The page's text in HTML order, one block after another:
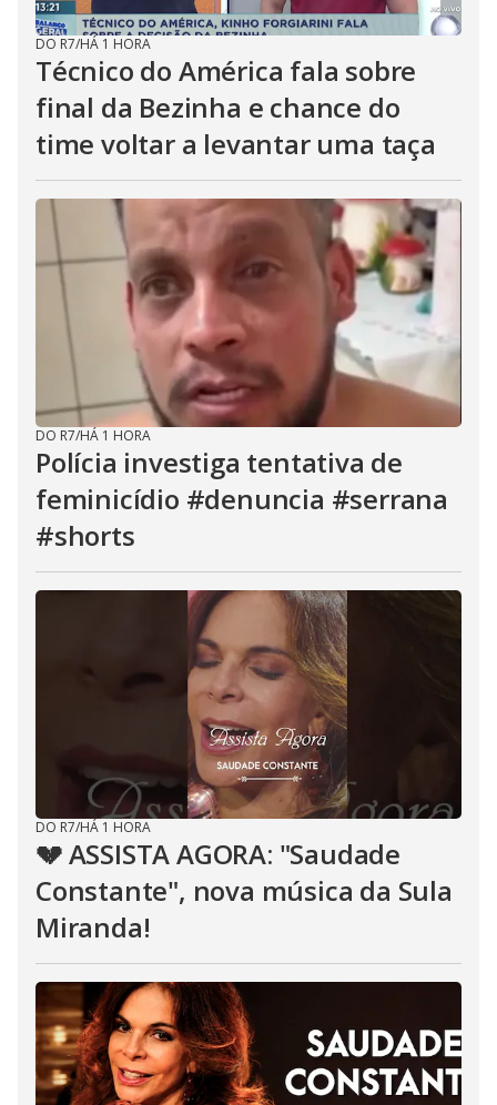
DO R7/HÁ 1 HORA
Técnico do América fala sobre
final da Bezinha e chance do
time voltar a levantar uma taça
DO R7/HÁ 1 HORA
Polícia investiga tentativa de
feminicídio #denuncia #serrana
#shorts
DO R7/HÁ 1 HORA
💔 ASSISTA AGORA: "Saudade
Constante", nova música da Sula
Miranda!